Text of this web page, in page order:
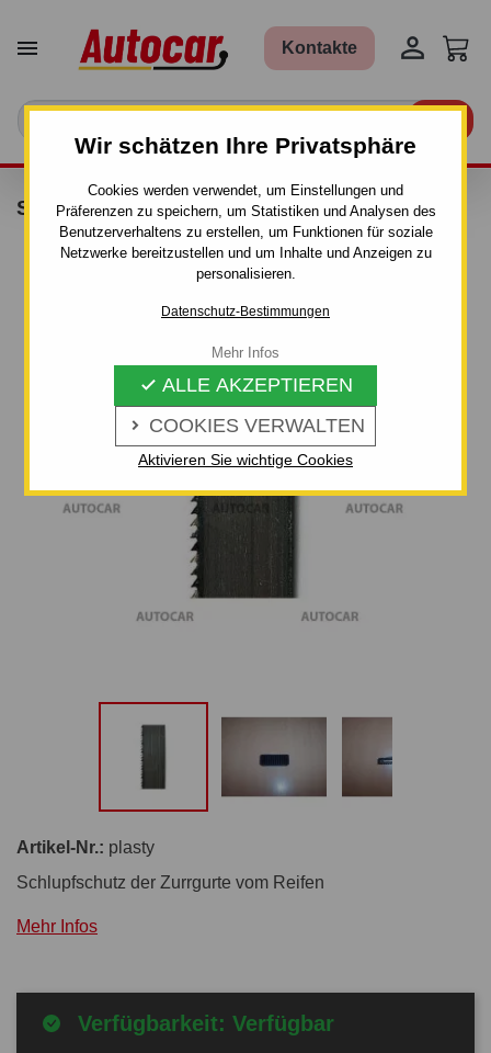
Wir schätzen Ihre Privatsphäre
Cookies werden verwendet, um Einstellungen und
Präferenzen zu speichern, um Statistiken und Analysen des
Benutzerverhaltens zu erstellen, um Funktionen für soziale
Netzwerke bereitzustellen und um Inhalte und Anzeigen zu
personalisieren.
Datenschutz-Bestimmungen
 COOKIES VERWALTEN
 ALLE AKZEPTIEREN
Aktivieren Sie wichtige Cookies
Mehr Infos
 Kontakte 
SCHLUPFSCHUTZ
Artikel-Nr.: plasty
Schlupfschutz der Zurrgurte vom Reifen
Mehr Infos
Verfügbarkeit: Verfügbar